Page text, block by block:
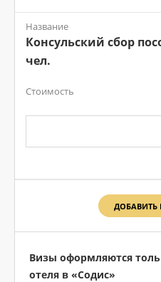
Название
Консульский сбор
чел.
Стоимость
ДОБАВИТЬ
Визы оформляются
отеля в «Содис»